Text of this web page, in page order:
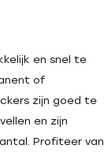
en snel te
of
zijn goed te
en zijn
Profiteer van